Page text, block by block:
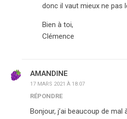
donc il vaut mieux ne pas
Bien à toi,
Clémence
AMANDINE
17 MARS 2021 À 18:07
RÉPONDRE
Bonjour, j’ai beaucoup de